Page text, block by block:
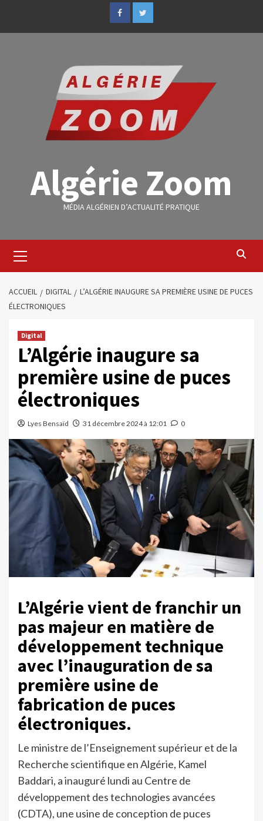
Algérie Zoom
MÉDIA ALGÉRIEN D’ACTUALITÉ PRATIQUE
ACCUEIL DIGITAL
L’ALGÉRIE INAUGURE SA PREMIÈRE USINE DE PUCES
ÉLECTRONIQUES
Digital
L’Algérie inaugure sa
première usine de puces
électroniques
Lyes Bensaïd 31 décembre 2024 à 12:01 0
L’Algérie vient de franchir un
pas majeur en matière de
développement technique
avec l’inauguration de sa
première usine de
fabrication de puces
électroniques.
Le ministre de l’Enseignement supérieur et de la
Recherche scientifique en Algérie, Kamel
Baddari, a inauguré lundi au Centre de
développement des technologies avancées
(CDTA), une usine de conception de puces